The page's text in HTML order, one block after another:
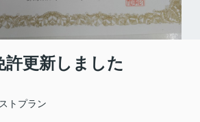
許更新しました
トプラン